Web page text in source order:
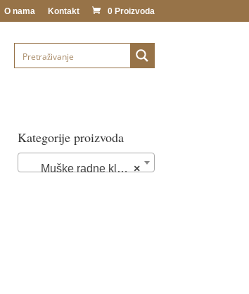
O nama Kontakt 0 Proizvoda
Kategorije proizvoda
×
Muške radne klompe i papuče (28)